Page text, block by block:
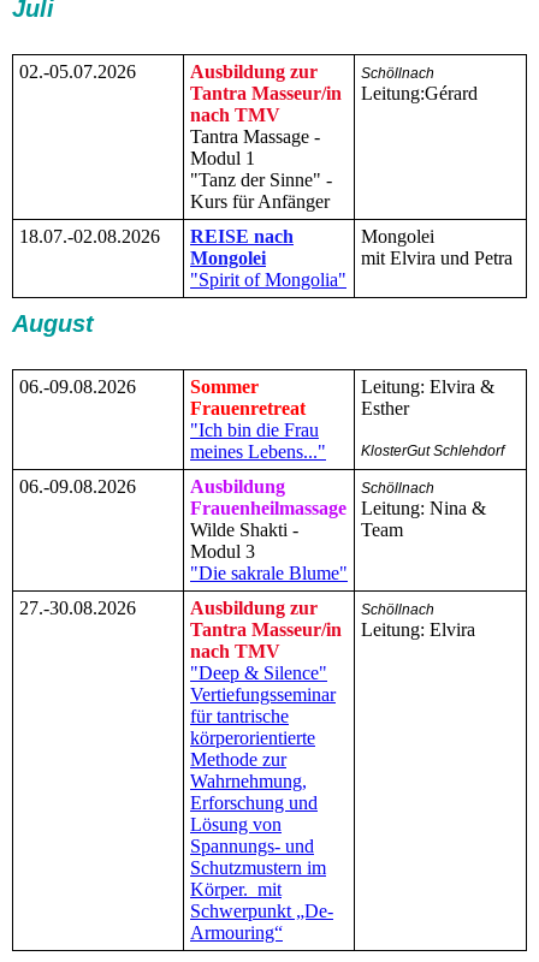
Juli
02.-05.07.2026
Ausbildung zur
Tantra Masseur/in
nach TMV
Tantra Massage -
Modul 1
"Tanz der Sinne" -
Kurs für Anfänger
Schöllnach
Leitung:Gérard
18.07.-02.08.2026
REISE nach
Mongolei
"Spirit of Mongolia"
Mongolei
mit Elvira und Petra
August
06.-09.08.2026
Sommer
Frauenretreat
"Ich bin die Frau
meines Lebens..."
Leitung: Elvira &
Esther
KlosterGut Schlehdorf
06.-09.08.2026
Ausbildung
Frauenheilmassage
Wilde Shakti -
Modul 3
"Die sakrale Blume"
Schöllnach
Leitung: Nina &
Team
27.-30.08.2026
Ausbildung zur
Tantra Masseur/in
nach TMV
"Deep & Silence"
Vertiefungsseminar
für tantrische
körperorientierte
Methode zur
Wahrnehmung,
Erforschung und
Lösung von
Spannungs- und
Schutzmustern im
Körper. mit
Schwerpunkt „De-
Armouring“
Schöllnach
Leitung: Elvira